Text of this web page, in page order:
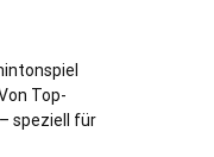
Top-
speziell für